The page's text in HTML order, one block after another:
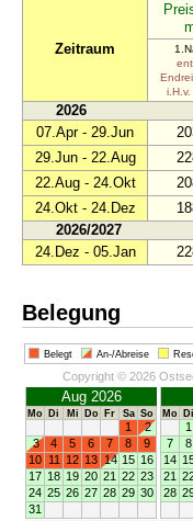
Zeitraum
2026
07.Apr - 29.Jun
29.Jun - 22.Aug
22.Aug - 24.Okt
24.Okt - 24.Dez
2026/2027
24.Dez - 05.Jan
Belegung
Belegt An-/Abreise
Copyright © 2026
Aug 2026
Mo Di Mi Do Fr Sa So
1
2
3
4 5 6 7 8
9
10 11 12 13 14 15 16
17 18 19 20 21 22 23
24 25 26 27 28 29 30
31
Mo Di
1
7
8
14
21
28